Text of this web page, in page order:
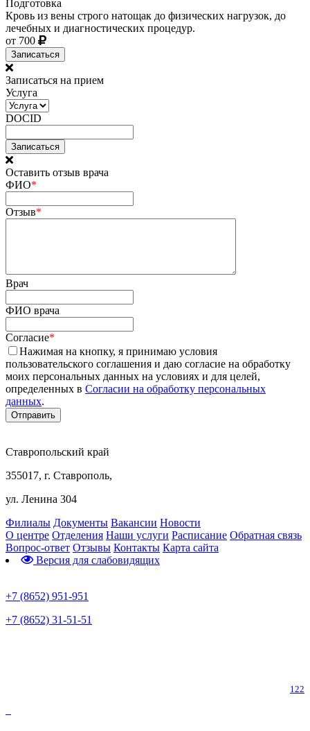
Подготовка
Кровь из вены строго натощак до физических нагрузок, до
лечебных и диагностических процедур.
от 700
Записаться
Записаться на прием
Услуга
DOCID
Оставить отзыв врача
ФИО*
Отзыв*
Врач
ФИО врача
Согласие*
Нажимая на кнопку, я принимаю условия
пользовательского соглашения и даю согласие на обработку
моих персональных данных на условиях и для целей,
определенных в Согласии на обработку персональных
данных.
Ставропольский край
355017, г. Ставрополь,
ул. Ленина 304
Филиалы Документы Вакансии Новости
О центре Отделения Наши услуги Расписание Обратная связь
Вопрос-ответ Отзывы Контакты Карта сайта
Версия для слабовидящих
+7 (8652) 951-951
+7 (8652) 31-51-51
122